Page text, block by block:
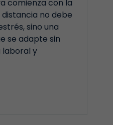
comienza con la
no debe
sino una
se adapte sin
laboral y